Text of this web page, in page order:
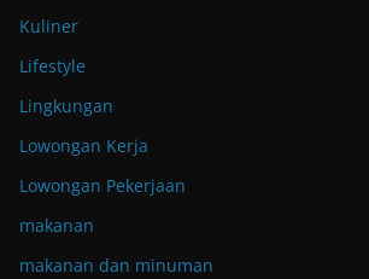
Kuliner
Lifestyle
Lingkungan
Lowongan Kerja
Lowongan Pekerjaan
makanan
makanan dan minuman